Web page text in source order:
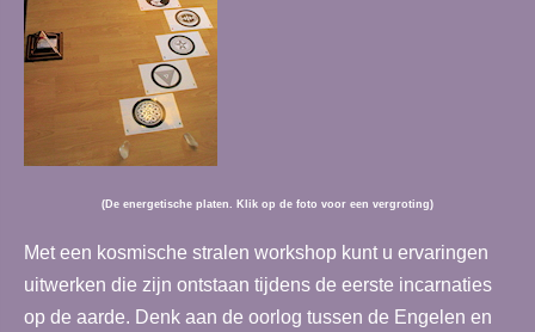
(De energetische platen. Klik op de foto voor een vergroting)
Met een kosmische stralen workshop kunt u ervaringen
uitwerken die zijn ontstaan tijdens de eerste incarnaties
op de aarde. Denk aan de oorlog tussen de Engelen en